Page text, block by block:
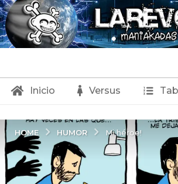
Inicio Versus
HOME HUMOR Mi héroe!